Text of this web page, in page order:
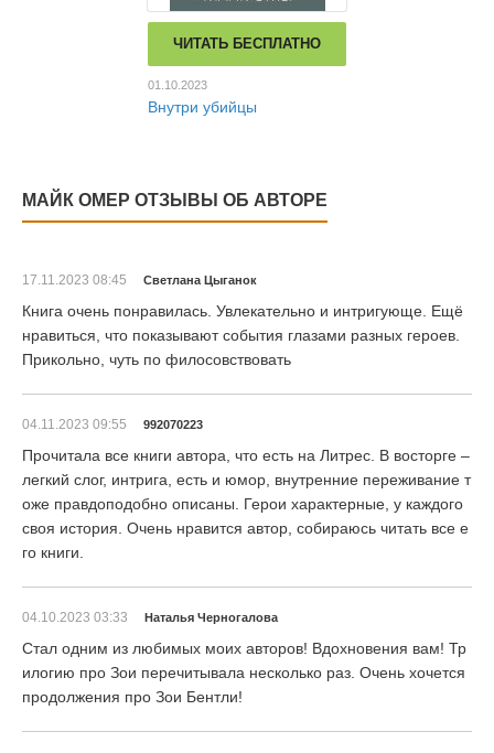
ЧИТАТЬ БЕСПЛАТНО
01.10.2023
Внутри убийцы
МАЙК ОМЕР ОТЗЫВЫ ОБ АВТОРЕ
17.11.2023 08:45 Светлана Цыганок
Книга очень понравилась. Увлекательно и интригующе. Ещё
нравиться, что показывают события глазами разных героев.
Прикольно, чуть по филосовствовать
04.11.2023 09:55 992070223
Прочитала все книги автора, что есть на Литрес. В восторге –
легкий слог, интрига, есть и юмор, внутренние переживание т
оже правдоподобно описаны. Герои характерные, у каждого
своя история. Очень нравится автор, собираюсь читать все е
го книги.
04.10.2023 03:33 Наталья Черногалова
Стал одним из любимых моих авторов! Вдохновения вам! Тр
илогию про Зои перечитывала несколько раз. Очень хочется
продолжения про Зои Бентли!